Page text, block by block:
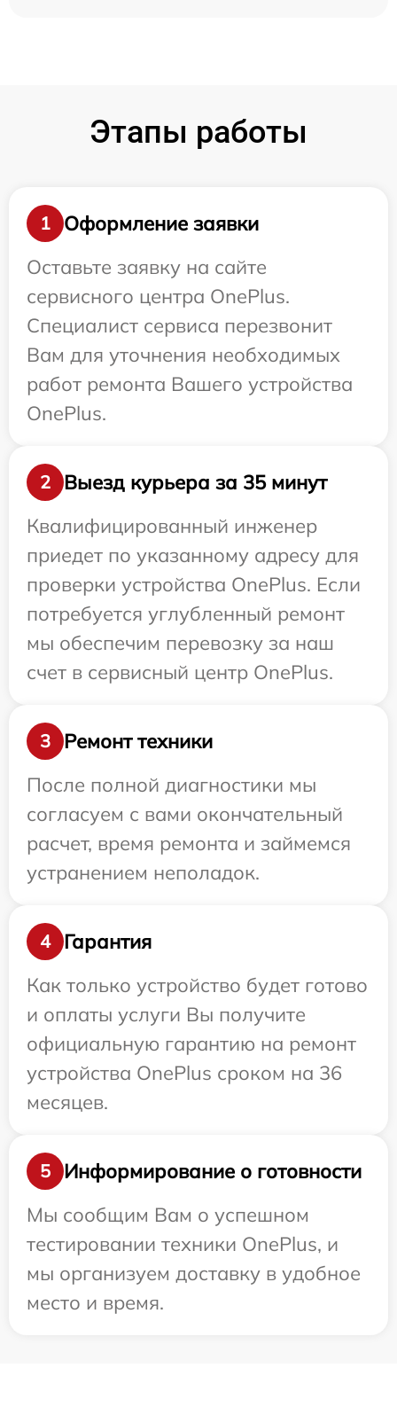
Этапы работы
1
Оформление заявки
Оставьте заявку на сайте
сервисного центра OnePlus.
Специалист сервиса перезвонит
Вам для уточнения необходимых
работ ремонта Вашего устройства
OnePlus.
2
Выезд курьера за 35 минут
Квалифицированный инженер
приедет по указанному адресу для
проверки устройства OnePlus. Если
потребуется углубленный ремонт
мы обеспечим перевозку за наш
счет в сервисный центр OnePlus.
3
Ремонт техники
После полной диагностики мы
согласуем с вами окончательный
расчет, время ремонта и займемся
устранением неполадок.
4
Гарантия
Как только устройство будет готово
и оплаты услуги Вы получите
официальную гарантию на ремонт
устройства OnePlus сроком на 36
месяцев.
5
Информирование о готовности
Мы сообщим Вам о успешном
тестировании техники OnePlus, и
мы организуем доставку в удобное
место и время.